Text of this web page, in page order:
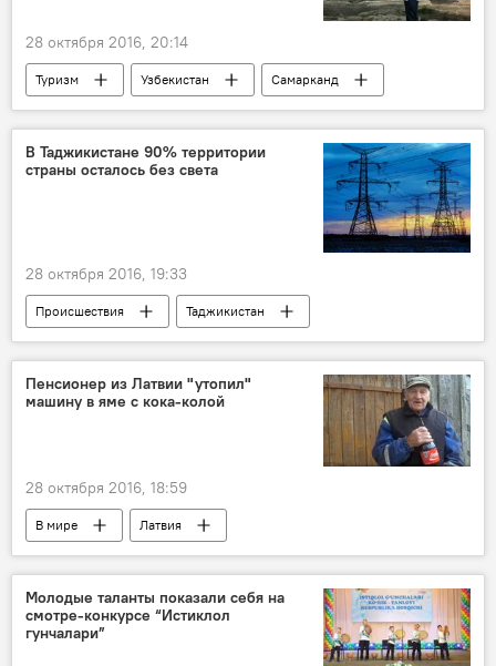
28 октября 2016, 20:14
Туризм Узбекистан
Самарканд
Казахстан
Афганистан Бухара
В Таджикистане 90% территории
страны осталось без света
28 октября 2016, 19:33
Происшествия Таджикистан
Пенсионер из Латвии "утопил"
машину в яме с кока-колой
28 октября 2016, 18:59
В мире Латвия
Молодые таланты показали себя на
смотре-конкурсе “Истиклол
гунчалари”